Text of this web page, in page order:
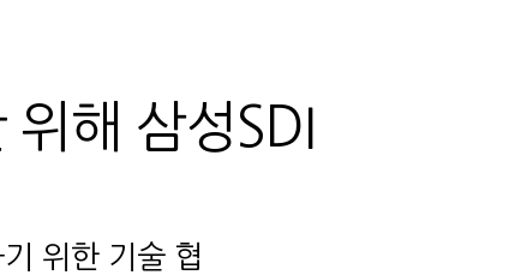
해 삼성SDI
위한 기술 협